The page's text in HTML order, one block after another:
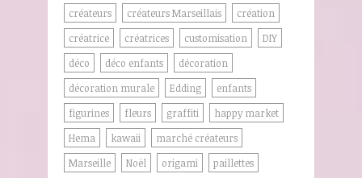
créateurs
créateurs Marseillais
création
créatrice
créatrices customisation
DIY
déco
déco enfants
décoration
décoration murale
Edding
enfants
figurines
fleurs graffiti
happy market
Hema
kawaii
marché créateurs
Marseille
Noël origami paillettes